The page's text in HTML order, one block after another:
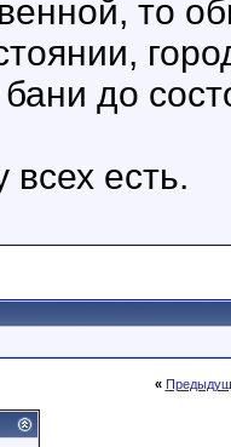
то
до
всех есть.
«